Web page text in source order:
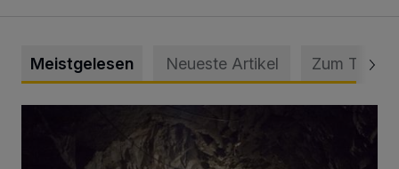
Meistgelesen Neueste Artikel Zum Thema